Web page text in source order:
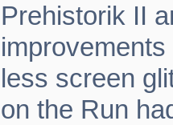
Prehistorik II
less screen
on the Run